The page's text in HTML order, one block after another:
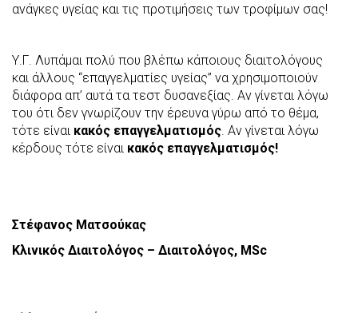
ανάγκες υγείας και τις προτιμήσεις των τροφίμων σας!
Υ.Γ. Λυπάμαι πολύ που βλέπω κάποιους διαιτολόγους
και άλλους “επαγγελματίες υγείας” να χρησιμοποιούν
διάφορα απ’ αυτά τα τεστ δυσανεξίας. Αν γίνεται λόγω
του ότι δεν γνωρίζουν την έρευνα γύρω από το θέμα,
τότε είναι κακός επαγγελματισμός . Αν γίνεται λόγω
κέρδους τότε είναι κακός επαγγελματισμός!
Στέφανος Ματσούκας
Κλινικός Διαιτολόγος – Διαιτολόγος, MSc